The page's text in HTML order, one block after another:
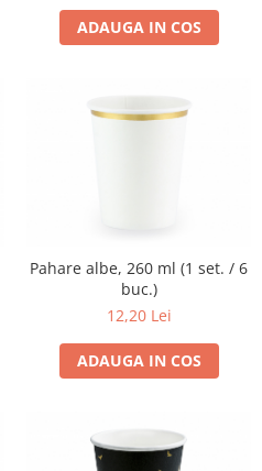
ADAUGA IN COS
Pahare albe, 260 ml (1 set. / 6
buc.)
12,20 Lei
ADAUGA IN COS